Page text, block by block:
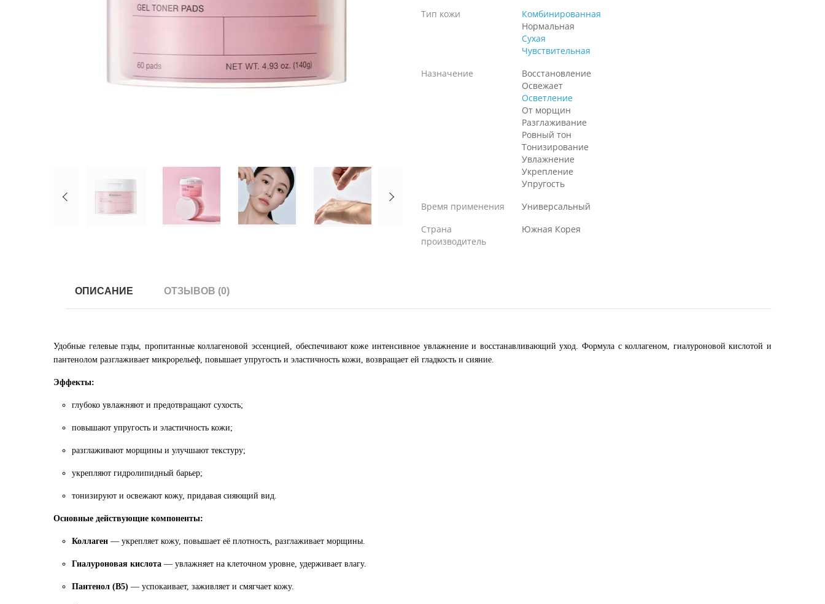
Тип кожи
Комбинированная
Нормальная
Сухая
Чувствительная
Назначение
Восстановление
Освежает
Осветление
От морщин
Разглаживание
Ровный тон
Тонизирование
Увлажнение
Укрепление
Упругость
Время применения
Универсальный
Страна
производитель
Южная Корея
ОПИСАНИЕ ОТЗЫВОВ (0)
Удобные гелевые пэды, пропитанные коллагеновой эссенцией, обеспечивают коже интенсивное увлажнение и восстанавливающий уход. Формула с коллагеном, гиалуроновой кислотой и
пантенолом разглаживает микрорельеф, повышает упругость и эластичность кожи, возвращает ей гладкость и сияние.
Эффекты:
глубоко увлажняют и предотвращают сухость;
повышают упругость и эластичность кожи;
разглаживают морщины и улучшают текстуру;
укрепляют гидролипидный барьер;
тонизируют и освежают кожу, придавая сияющий вид.
Основные действующие компоненты:
Коллаген — укрепляет кожу, повышает её плотность, разглаживает морщины.
Гиалуроновая кислота — увлажняет на клеточном уровне, удерживает влагу.
Пантенол (B5) — успокаивает, заживляет и смягчает кожу.